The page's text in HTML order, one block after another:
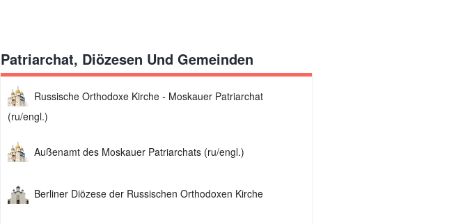
Patriarchat, Diözesen Und Gemeinden
Russische Orthodoxe Kirche - Moskauer Patriarchat
(ru/engl.)
Außenamt des Moskauer Patriarchats (ru/engl.)
Berliner Diözese der Russischen Orthodoxen Kirche